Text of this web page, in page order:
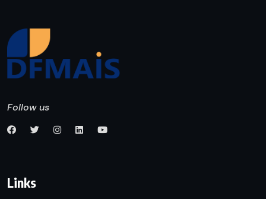
Follow us
Links